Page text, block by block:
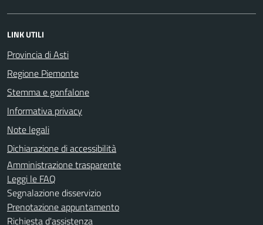
LINK UTILI
Provincia di Asti
Regione Piemonte
Stemma e gonfalone
Informativa privacy
Note legali
Dichiarazione di accessibilità
Amministrazione trasparente
Leggi le FAQ
Segnalazione disservizio
Prenotazione appuntamento
Richiesta d'assistenza